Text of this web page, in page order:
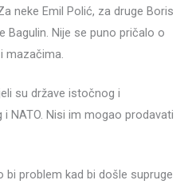
neke Emil Polić, za druge Boris
Bagulin. Nije se puno pričalo o
mazačima.
su države istočnog i
NATO. Nisi im mogao prodavati
bi problem kad bi došle supruge